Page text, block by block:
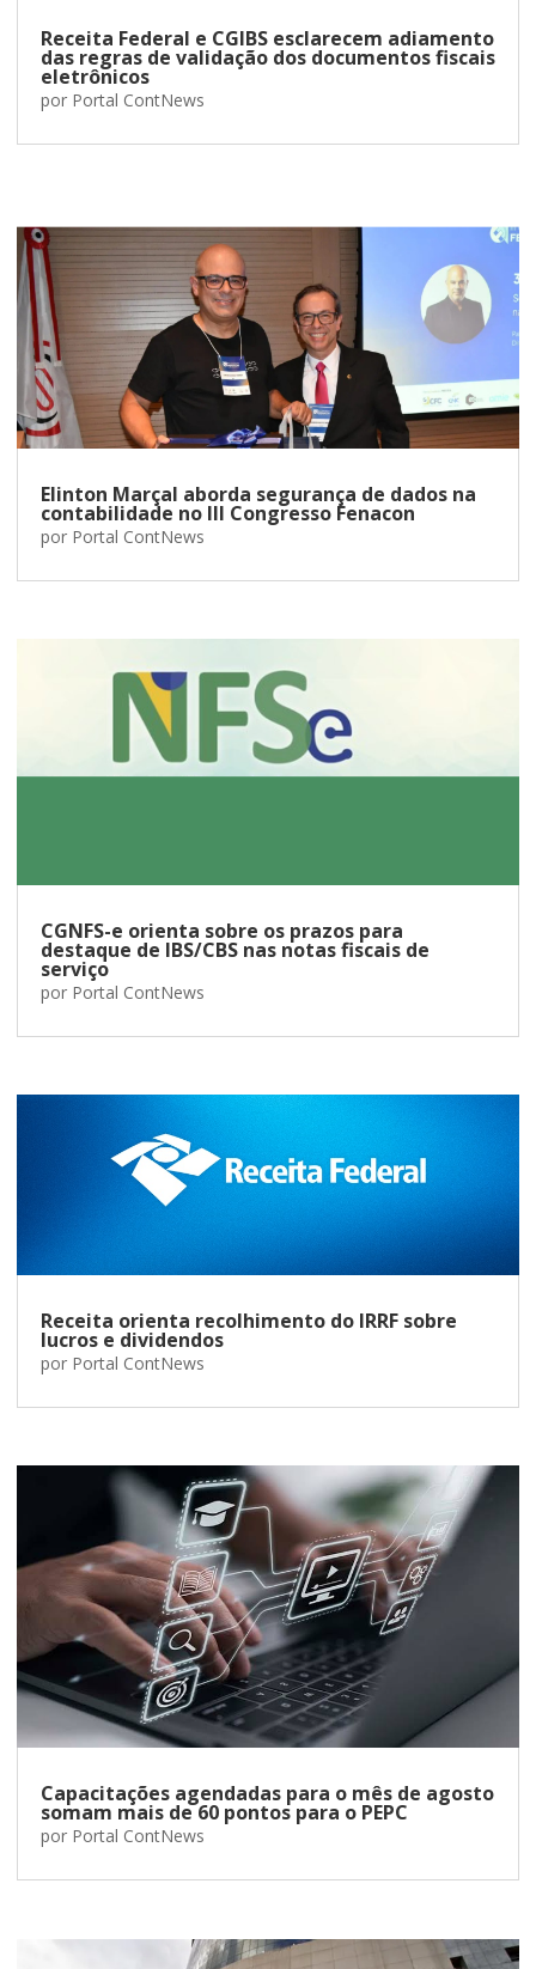
Receita Federal e CGIBS esclarecem adiamento
das regras de validação dos documentos fiscais
eletrônicos
por Portal ContNews
Elinton Marçal aborda segurança de dados na
contabilidade no III Congresso Fenacon
por Portal ContNews
CGNFS-e orienta sobre os prazos para
destaque de IBS/CBS nas notas fiscais de
serviço
por Portal ContNews
Receita orienta recolhimento do IRRF sobre
lucros e dividendos
por Portal ContNews
Capacitações agendadas para o mês de agosto
somam mais de 60 pontos para o PEPC
por Portal ContNews